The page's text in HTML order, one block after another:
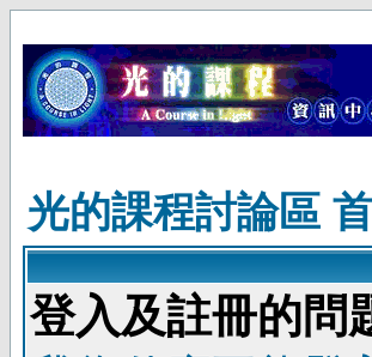
光的課程討論區
登入及註冊的問